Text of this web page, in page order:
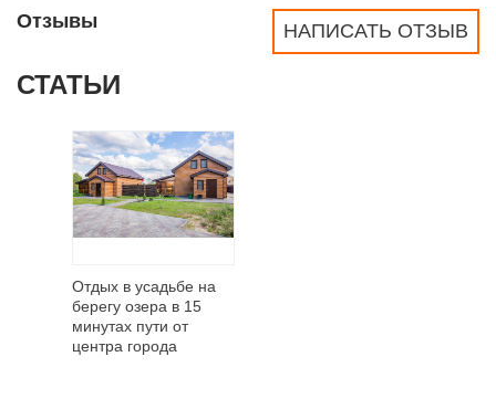
НАПИСАТЬ ОТЗЫВ
Отзывы
СТАТЬИ
Отдых в усадьбе на
берегу озера в 15
минутах пути от
центра города